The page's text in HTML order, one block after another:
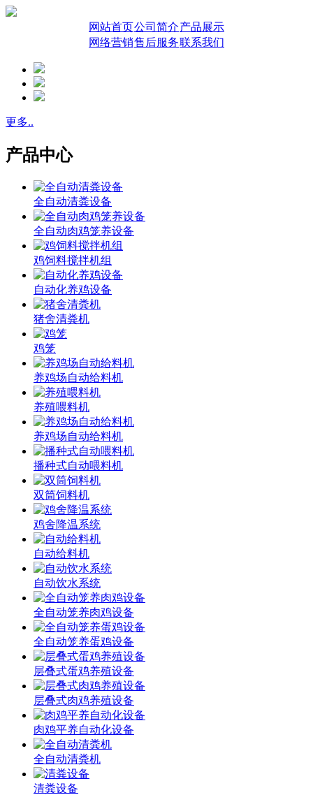
网站首页公司简介产品展示
网络营销售后服务联系我们
更多..
产品中心
全自动清粪设备
全自动肉鸡笼养设备
鸡饲料搅拌机组
自动化养鸡设备
猪舍清粪机
鸡笼
养鸡场自动给料机
养殖喂料机
养鸡场自动给料机
播种式自动喂料机
双筒饲料机
鸡舍降温系统
自动给料机
自动饮水系统
全自动笼养肉鸡设备
全自动笼养蛋鸡设备
层叠式蛋鸡养殖设备
层叠式肉鸡养殖设备
肉鸡平养自动化设备
全自动清粪机
清粪设备